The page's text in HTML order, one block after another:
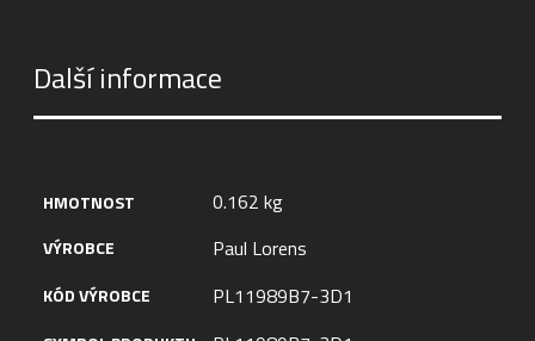
Další informace
HMOTNOST 0.162 kg
VÝROBCE Paul Lorens
KÓD VÝROBCE PL11989B7-3D1